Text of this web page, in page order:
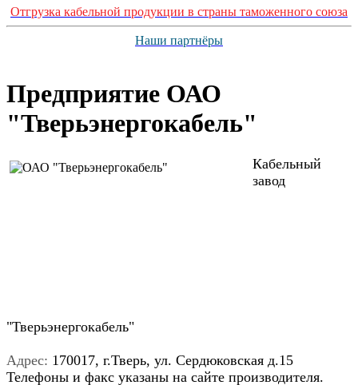
Отгрузка кабельной продукции в страны таможенного союза
Наши партнёры
Предприятие ОАО
"Тверьэнергокабель"
Кабельный
завод
"Тверьэнергокабель"
Адрес: 170017, г.Тверь, ул. Сердюковская д.15
Телефоны и факс указаны на сайте производителя.